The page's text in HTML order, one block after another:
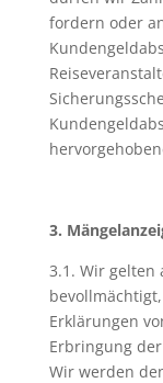
fordern oder
3.
3.1. Wir gelten
Erklärungen
Erbringung
Wir werden